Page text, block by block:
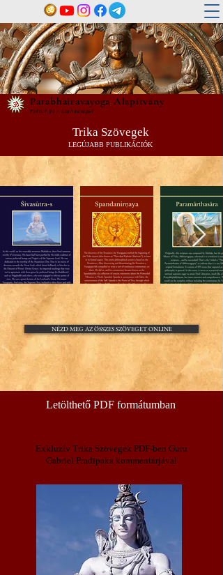
Parabhairavayoga Alapítvány
Fedezd fel a Szabadságod
Trika Szövegek
LEGÚJABB PUBLIKÁCIÓK
NÉZD MEG AZ ÖSSZES SZÖVEGET ONLINE
Letölthető PDF formátumban
Exkluzív Trika Szövegek PDF-ben Guru
Gabriel Pradīpakakommentárjával